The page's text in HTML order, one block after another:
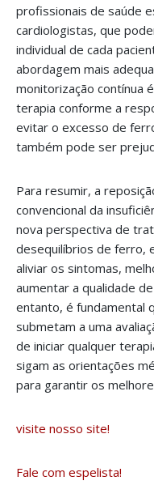
profissionais de saúde
cardiologistas, que
individual de cada
abordagem mais
monitorização contínua
terapia conforme a
evitar o excesso de
também pode ser
Para resumir, a
convencional da
nova perspectiva de
desequilíbrios de ferro,
aliviar os sintomas,
aumentar a qualidade
entanto, é fundamental
submetam a uma
de iniciar qualquer
sigam as orientações
para garantir os
visite nosso site!
Fale com espelista!